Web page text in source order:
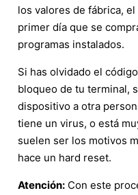
los valores de fábrica,
primer día que se
programas instalados.
Si has olvidado el
bloqueo de tu terminal,
dispositivo a otra
tiene un virus, o está
suelen ser los motivos
hace un hard reset.
Atención: Con este